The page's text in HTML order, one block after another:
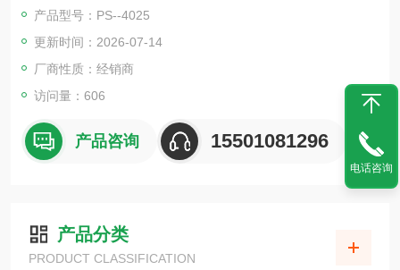
产品型号：PS--4025
更新时间：2026-07-14
厂商性质：经销商
访问量：606
产品咨询 15501081296
产品分类
PRODUCT CLASSIFICATION
电话咨询